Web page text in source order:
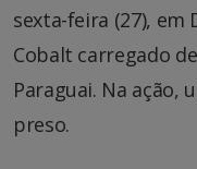
sexta-feira (27), em
Cobalt carregado
Paraguai. Na ação,
preso.